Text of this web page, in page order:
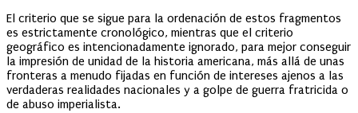
El criterio que se sigue para la ordenación de estos fragmentos
es estrictamente cronológico, mientras que el criterio
geográfico es intencionadamente ignorado, para mejor conseguir
la impresión de unidad de la historia americana, más allá de unas
fronteras a menudo fijadas en función de intereses ajenos a las
verdaderas realidades nacionales y a golpe de guerra fratricida o
de abuso imperialista.